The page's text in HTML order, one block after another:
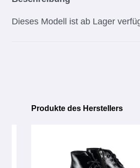
Dieses Modell ist ab Lager
Produktgalerie überspringen
Produkte des Herstellers